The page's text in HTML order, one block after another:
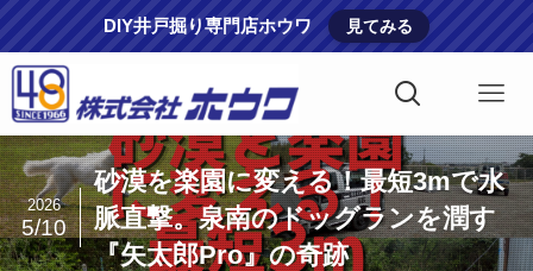
DIY井戸掘り専門店ホウワ 見てみる
砂漠を楽園に変える！最短3mで水
脈直撃。泉南のドッグランを潤す
『矢太郎Pro』の奇跡
2026
5/10